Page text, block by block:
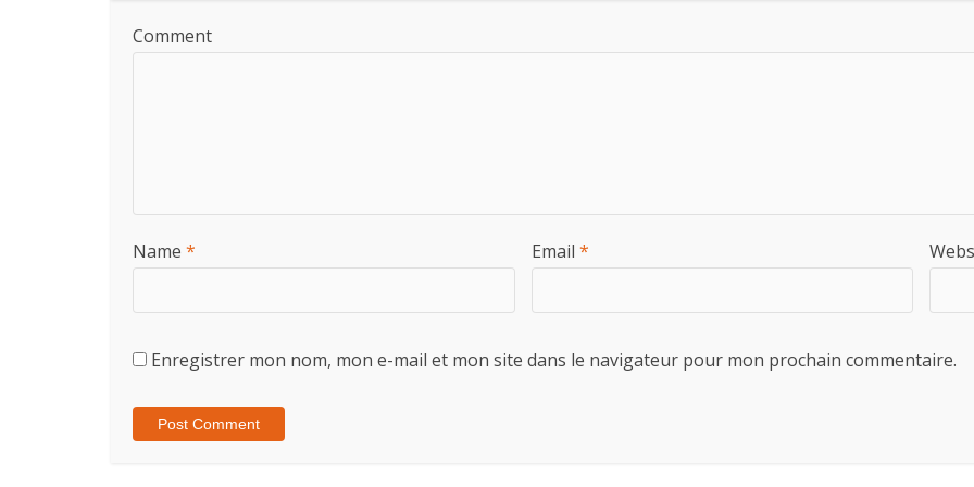
Comment
Name * Email *
Enregistrer mon nom, mon e-mail et mon site dans le navigateur pour mon prochain commentaire.